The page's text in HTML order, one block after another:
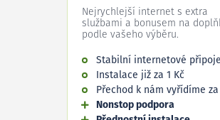
Nejrychlejší internet s extra
službami a bonusem na
podle vašeho výběru.
Stabilní internetové
Instalace již za 1 Kč
Přechod k nám vyřídíme za
Nonstop podpora